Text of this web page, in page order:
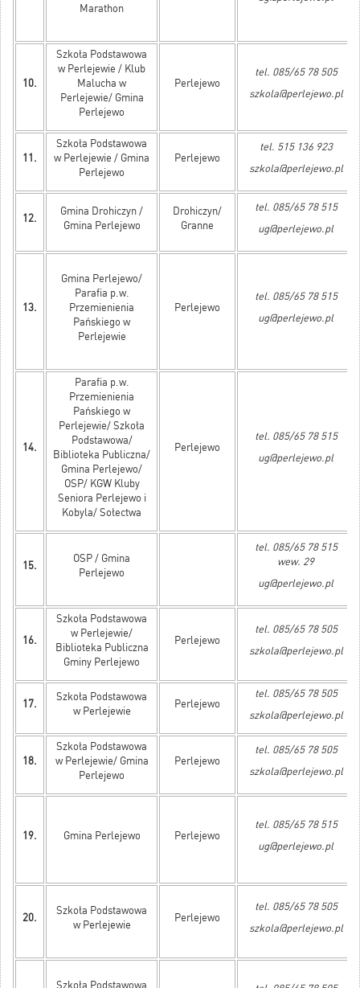
Marathon
10.
Szkoła Podstawowa
w Perlejewie / Klub
Malucha w
Perlejewie/ Gmina
Perlejewo
Perlejewo
tel. 085/65 78 505
szkola@perlejewo.pl
11.
Szkoła Podstawowa
w Perlejewie / Gmina
Perlejewo
Perlejewo
tel. 515 136 923
szkola@perlejewo.pl
12.
Gmina Drohiczyn /
Gmina Perlejewo
Drohiczyn/
Granne
tel. 085/65 78 515
ug@perlejewo.pl
13.
Gmina Perlejewo/
Parafia p.w.
Przemienienia
Pańskiego w
Perlejewie
Perlejewo
tel. 085/65 78 515
ug@perlejewo.pl
14.
Parafia p.w.
Przemienienia
Pańskiego w
Perlejewie/ Szkoła
Podstawowa/
Biblioteka Publiczna/
Gmina Perlejewo/
OSP/ KGW Kluby
Seniora Perlejewo i
Kobyla/ Sołectwa
Perlejewo
tel. 085/65 78 515
ug@perlejewo.pl
15.
OSP / Gmina
Perlejewo
tel. 085/65 78 515
wew. 29
ug@perlejewo.pl
16.
Szkoła Podstawowa
w Perlejewie/
Biblioteka Publiczna
Gminy Perlejewo
Perlejewo
tel. 085/65 78 505
szkola@perlejewo.pl
17.
Szkoła Podstawowa
w Perlejewie
Perlejewo
tel. 085/65 78 505
szkola@perlejewo.pl
18.
Szkoła Podstawowa
w Perlejewie/ Gmina
Perlejewo
Perlejewo
tel. 085/65 78 505
szkola@perlejewo.pl
19. Gmina Perlejewo Perlejewo
tel. 085/65 78 515
ug@perlejewo.pl
20.
Szkoła Podstawowa
w Perlejewie
Perlejewo
tel. 085/65 78 505
szkola@perlejewo.pl
Szkoła Podstawowa